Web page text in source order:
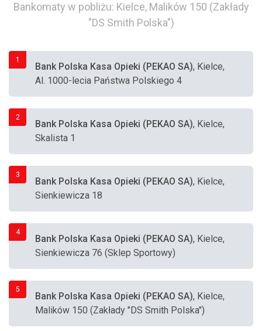
Bankomaty w pobliżu: Kielce, Malików 150 (Zakłady
"DS Smith Polska")
1
Bank Polska Kasa Opieki (PEKAO SA), Kielce,
Al. 1000-lecia Państwa Polskiego 4
2
Bank Polska Kasa Opieki (PEKAO SA), Kielce,
Skalista 1
3
Bank Polska Kasa Opieki (PEKAO SA), Kielce,
Sienkiewicza 18
4
Bank Polska Kasa Opieki (PEKAO SA), Kielce,
Sienkiewicza 76 (Sklep Sportowy)
5
Bank Polska Kasa Opieki (PEKAO SA), Kielce,
Malików 150 (Zakłady "DS Smith Polska")